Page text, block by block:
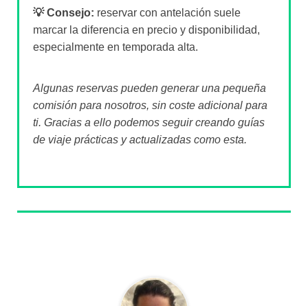
💡 Consejo: reservar con antelación suele
marcar la diferencia en precio y disponibilidad,
especialmente en temporada alta.
Algunas reservas pueden generar una pequeña
comisión para nosotros, sin coste adicional para
ti. Gracias a ello podemos seguir creando guías
de viaje prácticas y actualizadas como esta.